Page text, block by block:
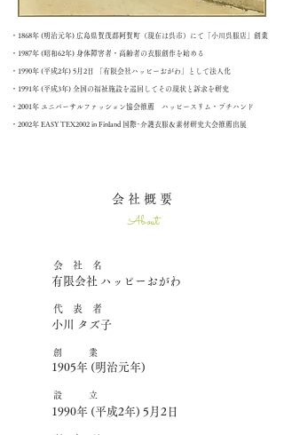
・1868年 (明治元年) 広島県賀茂郡阿賀町（現在は呉市）にて「小川呉服店」創業
・1987年 (昭和62年) 身体障害者・高齢者の衣服創作を始める
​・1990年 (平成2年) 5月2日 「有限会社ハッピーおがわ」として法人化
・1991年 (平成3年) 全国の福祉施設を巡回してその現状と訴求を研究
・2001年 ユニバーサルファッション協会推薦 ハッピースリム・プチハンド
・2002年 EASY TEX2002 in Finland 国際･介護衣服＆素材研究大会推薦出展
会 社 概 要
About
会 社 名
有限会社 ハッピーおがわ
​代 表 者
小川 タズ子
創 業
1905年 (明治元年)
設 立
1990年 (平成2年) 5月2日